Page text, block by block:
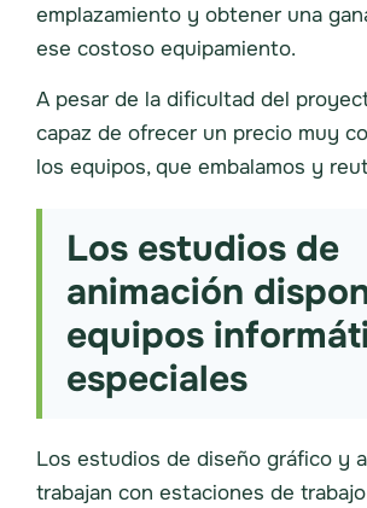
emplazamiento y obtener una
ese costoso equipamiento.
A pesar de la dificultad del
capaz de ofrecer un precio muy
los equipos, que embalamos y
Los estudios de
animación
equipos
especiales
Los estudios de diseño gráfico y
trabajan con estaciones de